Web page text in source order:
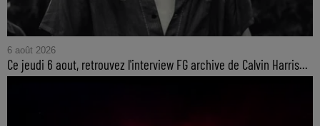
6 août 2026
Ce jeudi 6 aout, retrouvez l'interview FG archive de Calvin Harris...